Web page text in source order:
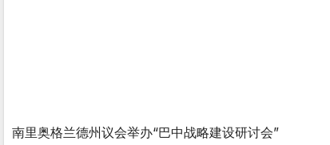
南里奥格兰德州议会举办“巴中战略建设研讨会”